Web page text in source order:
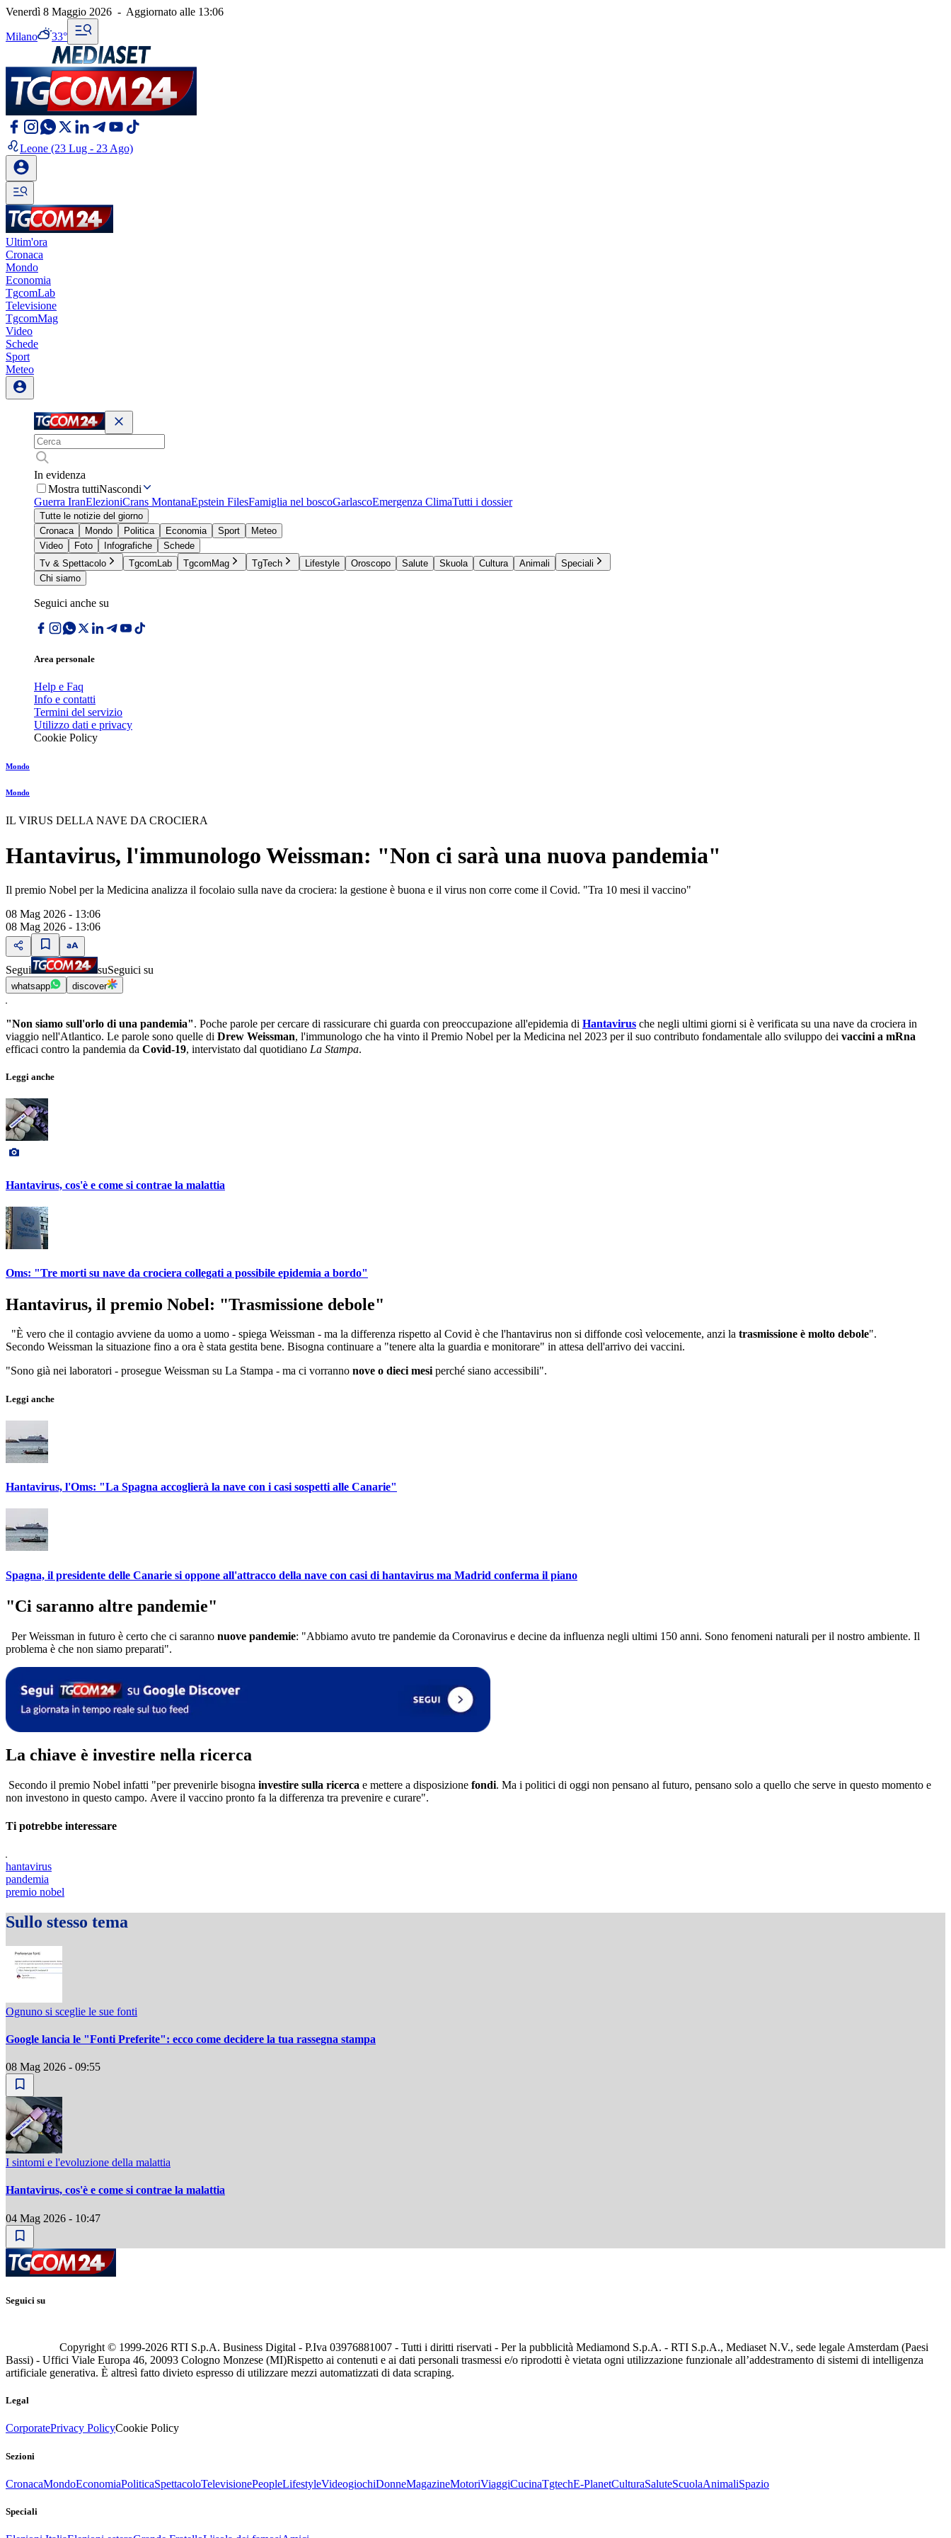
Venerdì 8 Maggio 2026 - Aggiornato alle 13:06
Milano 33°
Leone (23 Lug - 23 Ago)
Ultim'ora
Cronaca
Mondo
Economia
TgcomLab
Televisione
TgcomMag
Video
Schede
Sport
Meteo
In evidenza
Mostra tuttiNascondi
Guerra IranElezioniCrans MontanaEpstein FilesFamiglia nel boscoGarlascoEmergenza ClimaTutti i dossier
Tutte le notizie del giorno
Cronaca
Mondo Politica Economia Sport
Meteo
Video
Foto Infografiche
Schede
Tv & Spettacolo
TgcomLab TgcomMag TgTech Lifestyle Oroscopo Salute Skuola Cultura Animali
Speciali
Chi siamo
Seguici anche su
Area personale
Help e Faq
Info e contatti
Termini del servizio
Utilizzo dati e privacy
Cookie Policy
Mondo
Mondo
IL VIRUS DELLA NAVE DA CROCIERA
Hantavirus, l'immunologo Weissman: "Non ci sarà una nuova pandemia"
Il premio Nobel per la Medicina analizza il focolaio sulla nave da crociera: la gestione è buona e il virus non corre come il Covid. "Tra 10 mesi il vaccino"
08 Mag 2026 - 13:06
08 Mag 2026 - 13:06
Segui suSeguici su
whatsapp discover
"Non siamo sull'orlo di una pandemia". Poche parole per cercare di rassicurare chi guarda con preoccupazione all'epidemia di Hantavirus che negli ultimi giorni si è verificata su una nave da crociera in
viaggio nell'Atlantico. Le parole sono quelle di Drew Weissman, l'immunologo che ha vinto il Premio Nobel per la Medicina nel 2023 per il suo contributo fondamentale allo sviluppo dei vaccini a mRna
efficaci contro la pandemia da Covid-19, intervistato dal quotidiano La Stampa.
Leggi anche
Hantavirus, cos'è e come si contrae la malattia
Oms: "Tre morti su nave da crociera collegati a possibile epidemia a bordo"
Hantavirus, il premio Nobel: "Trasmissione debole"
"È vero che il contagio avviene da uomo a uomo - spiega Weissman - ma la differenza rispetto al Covid è che l'hantavirus non si diffonde così velocemente, anzi la trasmissione è molto debole".
Secondo Weissman la situazione fino a ora è stata gestita bene. Bisogna continuare a "tenere alta la guardia e monitorare" in attesa dell'arrivo dei vaccini.
"Sono già nei laboratori - prosegue Weissman su La Stampa - ma ci vorranno nove o dieci mesiperché siano accessibili".
Leggi anche
Hantavirus, l'Oms: "La Spagna accoglierà la nave con i casi sospetti alle Canarie"
Spagna, il presidente delle Canarie si oppone all'attracco della nave con casi di hantavirus ma Madrid conferma il piano
"Ci saranno altre pandemie"
Per Weissman in futuro è certo che ci saranno nuove pandemie: "Abbiamo avuto tre pandemie da Coronavirus e decine da influenza negli ultimi 150 anni. Sono fenomeni naturali per il nostro ambiente. Il
problema è che non siamo preparati".
La chiave è investire nella ricerca
Secondo il premio Nobel infatti "per prevenirle bisogna investire sulla ricerca e mettere a disposizione fondi. Ma i politici di oggi non pensano al futuro, pensano solo a quello che serve in questo momento e
non investono in questo campo. Avere il vaccino pronto fa la differenza tra prevenire e curare".
Ti potrebbe interessare
hantavirus
pandemia
premio nobel
Sullo stesso tema
Ognuno si sceglie le sue fonti
Google lancia le "Fonti Preferite": ecco come decidere la tua rassegna stampa
08 Mag 2026 - 09:55
I sintomi e l'evoluzione della malattia
Hantavirus, cos'è e come si contrae la malattia
04 Mag 2026 - 10:47
Seguici su
Copyright © 1999-2026 RTI S.p.A. Business Digital - P.Iva 03976881007 - Tutti i diritti riservati - Per la pubblicità Mediamond S.p.A. - RTI S.p.A., Mediaset N.V., sede legale Amsterdam (Paesi
Bassi) - Uffici Viale Europa 46, 20093 Cologno Monzese (MI)Rispetto ai contenuti e ai dati personali trasmessi e/o riprodotti è vietata ogni utilizzazione funzionale all’addestramento di sistemi di intelligenza
artificiale generativa. È altresì fatto divieto espresso di utilizzare mezzi automatizzati di data scraping.
Legal
CorporatePrivacy PolicyCookie Policy
Sezioni
CronacaMondoEconomiaPoliticaSpettacoloTelevisionePeopleLifestyleVideogiochiDonneMagazineMotoriViaggiCucinaTgtechE-PlanetCulturaSaluteScuolaAnimaliSpazio
Speciali